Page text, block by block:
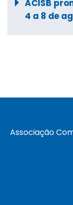
ACISB
4 a 8 de
Associação